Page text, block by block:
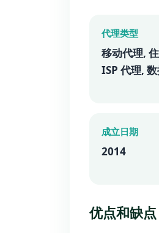
代理类型
移动代理,
ISP 代理,
成立日期
2014
优点和缺点